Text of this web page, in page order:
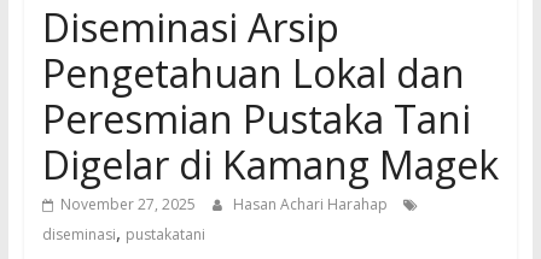
Diseminasi Arsip
Pengetahuan Lokal dan
Peresmian Pustaka Tani
Digelar di Kamang Magek
November 27, 2025
Hasan Achari Harahap
diseminasi, pustakatani